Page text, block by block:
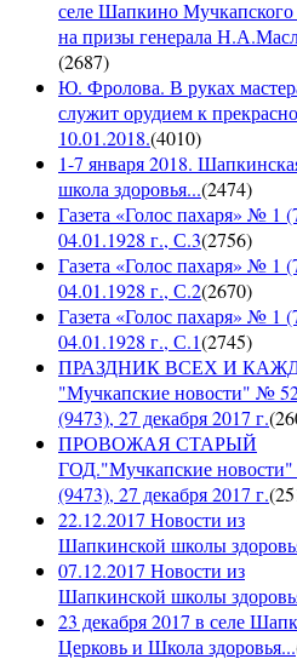
селе Шапкино Мучкапского
на призы генерала
(2687)
Ю. Фролова. В руках
служит орудием к
10.01.2018.(4010)
1-7 января 2018.
школа здоровья...(2474)
Газета «Голос пахаря» № 1
04.01.1928 г., С.3(2756)
Газета «Голос пахаря» № 1
04.01.1928 г., С.2(2670)
Газета «Голос пахаря» № 1
04.01.1928 г., С.1(2745)
ПРАЗДНИК ВСЕХ И
"Мучкапские новости" №
(9473), 27 декабря 2017 г.(
ПРОВОЖАЯ СТАРЫЙ
ГОД."Мучкапские
(9473), 27 декабря 2017 г.(
22.12.2017 Новости из
Шапкинской школы
07.12.2017 Новости из
Шапкинской школы
23 декабря 2017 в селе
Церковь и Школа здоровья...